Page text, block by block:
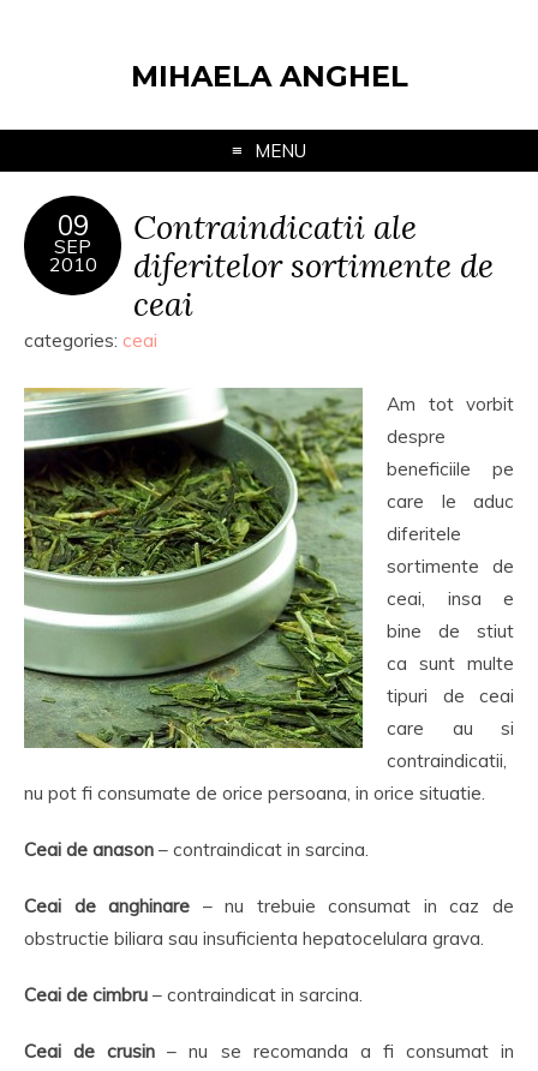
MIHAELA ANGHEL
MENU
09
SEP
2010
Contraindicatii ale
diferitelor sortimente de
ceai
categories: ceai
Am tot vorbit
despre
beneficiile pe
care le aduc
diferitele
sortimente de
ceai, insa e
bine de stiut
ca sunt multe
tipuri de ceai
care au si
contraindicatii,
nu pot fi consumate de orice persoana, in orice situatie.
Ceai de anason – contraindicat in sarcina.
Ceai de anghinare – nu trebuie consumat in caz de
obstructie biliara sau insuficienta hepatocelulara grava.
Ceai de cimbru – contraindicat in sarcina.
Ceai de crusin – nu se recomanda a fi consumat in